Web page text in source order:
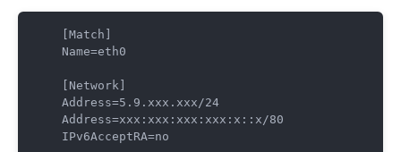
[Match
Name=eth0
Network
Address=5.9 .xxx .xxx/24
Address=xxx :xxx :xxx :xxx :x ::x/80
IPv6AcceptRA=no